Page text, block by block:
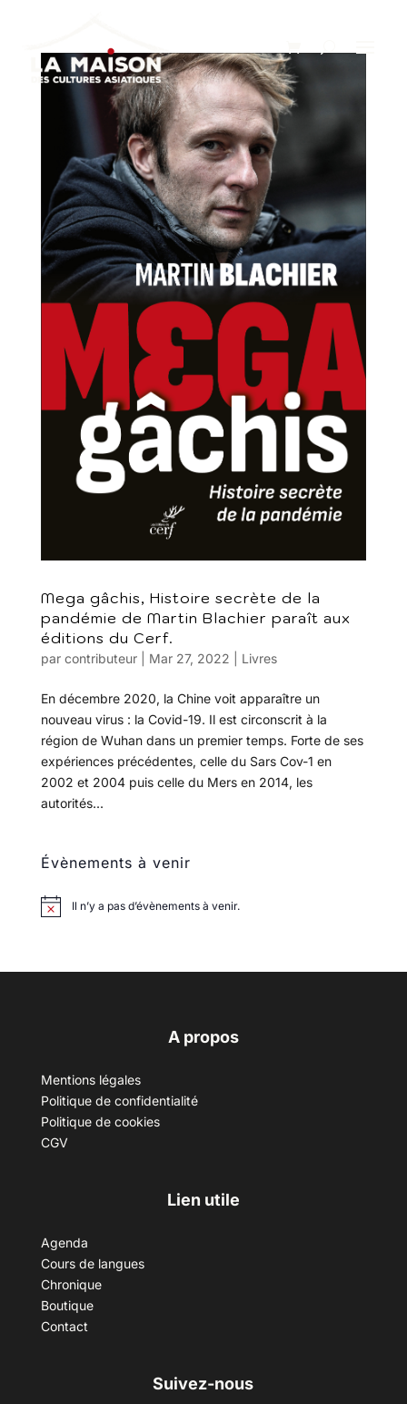
Mega gâchis, Histoire secrète de la
pandémie de Martin Blachier paraît aux
éditions du Cerf.
par contributeur| Mar 27, 2022 Livres
En décembre 2020, la Chine voit apparaître un
nouveau virus : la Covid-19. Il est circonscrit à la
région de Wuhan dans un premier temps. Forte de ses
expériences précédentes, celle du Sars Cov-1 en
2002 et 2004 puis celle du Mers en 2014, les
autorités...
Évènements à venir
Il n’y a pas d’évènements à venir.
A propos
Mentions légales
Politique de confidentialité
Politique de cookies
CGV
Lien utile
Agenda
Cours de langues
Chronique
Boutique
Contact
Suivez-nous